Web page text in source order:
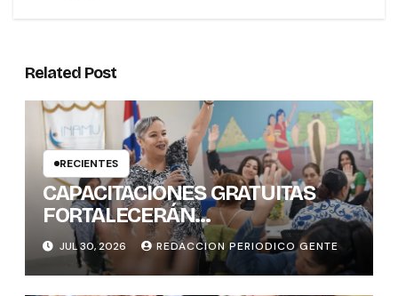
Related Post
RECIENTES
CAPACITACIONES GRATUITAS
FORTALECERÁN
CONOCIMIENTOS Y
HABILIDADES BLANDAS DE LAS
MUJERES POLÍTICAS
JUL 30, 2026 REDACCION PERIODICO GENTE